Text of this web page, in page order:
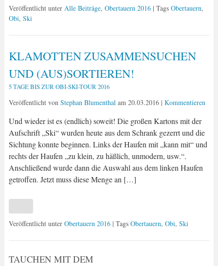
Veröffentlicht unter Alle Beiträge, Obertauern 2016 | Tags Obertauern,
Obi, Ski
KLAMOTTEN ZUSAMMENSUCHEN
UND (AUS)SORTIEREN!
5 TAGE BIS ZUR OBI-SKI-TOUR 2016
Veröffentlicht von Stephan Blumenthalam 20.03.2016| Kommentieren
Und wieder ist es (endlich) soweit! Die großen Kartons mit der
Aufschrift „Ski“ wurden heute aus dem Schrank gezerrt und die
Sichtung konnte beginnen. Links der Haufen mit „kann mit“ und
rechts der Haufen „zu klein, zu häßlich, unmodern, usw.“.
Anschließend wurde dann die Auswahl aus dem linken Haufen
getroffen. Jetzt muss diese Menge an […]
Veröffentlicht unter Obertauern 2016 | Tags Obertauern, Obi, Ski
TAUCHEN MIT DEM